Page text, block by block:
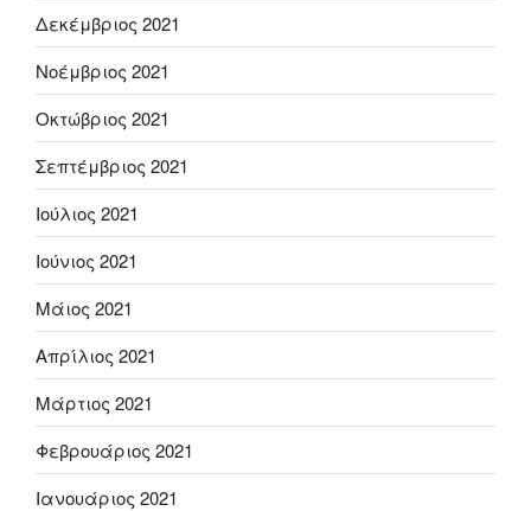
Δεκέμβριος 2021
Νοέμβριος 2021
Οκτώβριος 2021
Σεπτέμβριος 2021
Ιούλιος 2021
Ιούνιος 2021
Μάιος 2021
Απρίλιος 2021
Μάρτιος 2021
Φεβρουάριος 2021
Ιανουάριος 2021